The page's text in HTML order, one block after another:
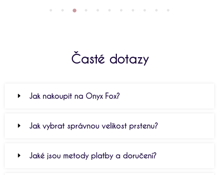
Časté dotazy
Jak nakoupit na Onyx Fox?
Jak vybrat správnou velikost prstenu?
Jaké jsou metody platby a doručení?